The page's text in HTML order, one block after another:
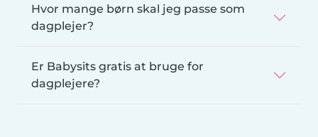
Hvor mange børn skal jeg passe som
dagplejer?
Er Babysits gratis at bruge for
dagplejere?